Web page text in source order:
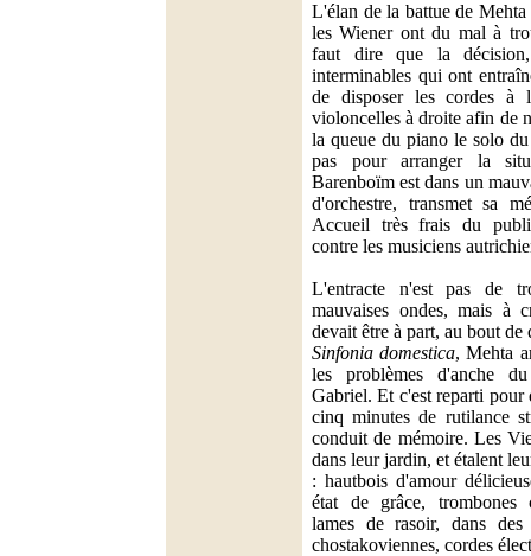
L'élan de la battue de
les Wiener ont du mal à
faut dire que la
interminables qui ont
de disposer les cordes à
violoncelles à droite afin de
la queue du piano le solo
pas pour arranger la
Barenboïm est dans un
d'orchestre, transmet sa
Accueil très frais du
contre les musiciens
L'entracte n'est pas de
mauvaises ondes, mais à
devait être à part, au bout de
Sinfonia domestica, Mehta
les problèmes d'anche
Gabriel. Et c'est reparti pour
cinq minutes de rutilance
conduit de mémoire. Les
dans leur jardin, et étalent
: hautbois d'amour
état de grâce, trombones
lames de rasoir, dans des
chostakoviennes, cordes